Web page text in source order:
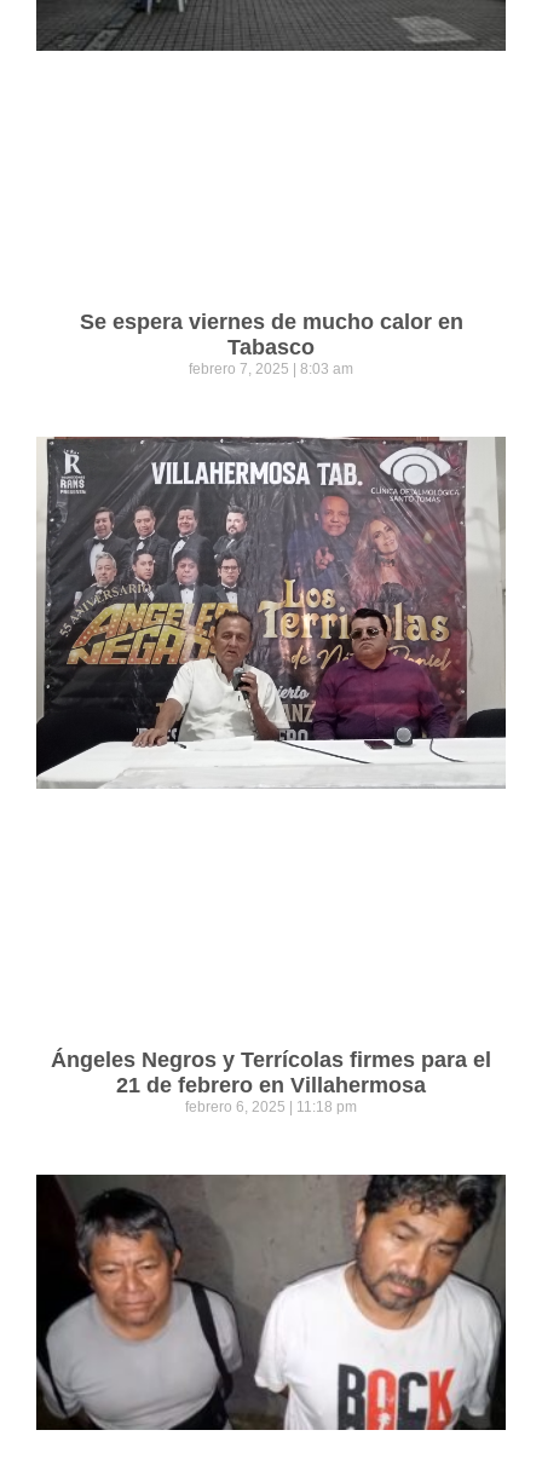
Se espera viernes de mucho calor en
Tabasco
febrero 7, 2025 8:03 am
Ángeles Negros y Terrícolas firmes para el
21 de febrero en Villahermosa
febrero 6, 2025 11:18 pm